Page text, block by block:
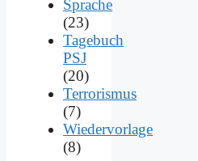
Sprache
(23)
Tagebuch
PSJ
(20)
Terrorismus
(7)
Wiedervorlage
(8)